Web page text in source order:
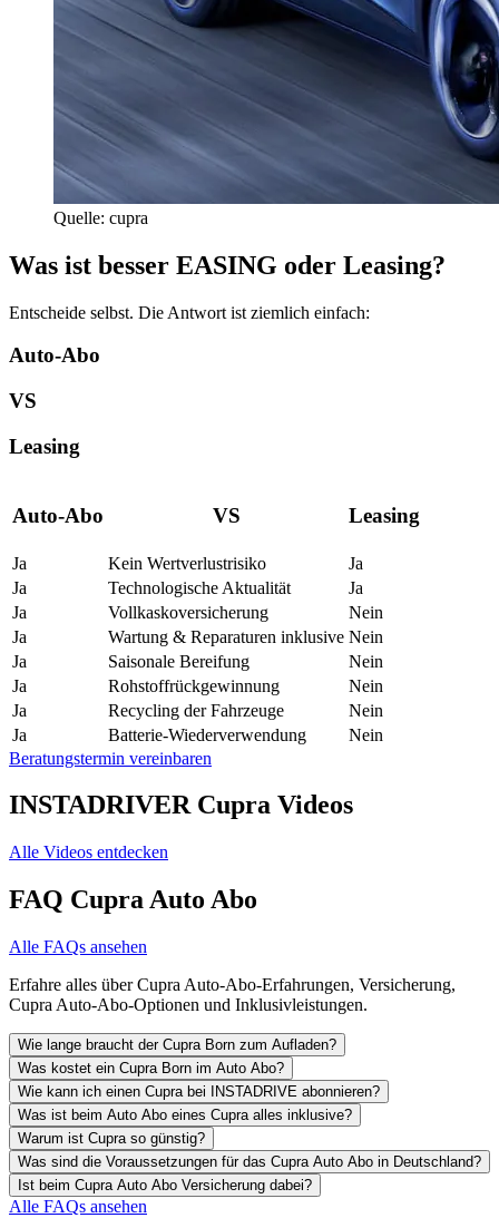
Quelle: cupra
Was ist besser EASING oder Leasing?
Entscheide selbst. Die Antwort ist ziemlich einfach:
Auto-Abo
VS
Leasing
Auto-Abo VS Leasing
Ja Kein Wertverlustrisiko
Ja
Ja
Technologische Aktualität
Ja
Ja
Vollkaskoversicherung
Nein
Ja
Wartung & Reparaturen inklusive Nein
Ja
Saisonale Bereifung
Nein
Ja
Rohstoffrückgewinnung
Nein
Ja
Recycling der Fahrzeuge
Nein
Ja
Batterie-Wiederverwendung
Nein
Beratungstermin vereinbaren
INSTADRIVER Cupra Videos
Alle Videos entdecken
FAQ Cupra Auto Abo
Alle FAQs ansehen
Erfahre alles über Cupra Auto-Abo-Erfahrungen, Versicherung,
Cupra Auto-Abo-Optionen und Inklusivleistungen.
Wie lange braucht der Cupra Born zum Aufladen?
Was kostet ein Cupra Born im Auto Abo?
Wie kann ich einen Cupra bei INSTADRIVE abonnieren?
Was ist beim Auto Abo eines Cupra alles inklusive?
Warum ist Cupra so günstig?
Was sind die Voraussetzungen für das Cupra Auto Abo in Deutschland?
Ist beim Cupra Auto Abo Versicherung dabei?
Alle FAQs ansehen